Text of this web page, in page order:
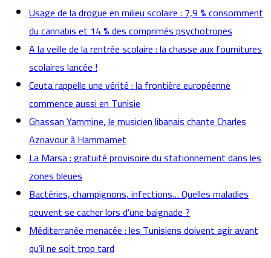
Usage de la drogue en milieu scolaire : 7,9 % consomment
du cannabis et 14 % des comprimés psychotropes
A la veille de la rentrée scolaire : la chasse aux fournitures
scolaires lancée !
Ceuta rappelle une vérité : la frontière européenne
commence aussi en Tunisie
Ghassan Yammine, le musicien libanais chante Charles
Aznavour à Hammamet
La Marsa : gratuité provisoire du stationnement dans les
zones bleues
Bactéries, champignons, infections… Quelles maladies
peuvent se cacher lors d’une baignade ?
Méditerranée menacée : les Tunisiens doivent agir avant
qu’il ne soit trop tard